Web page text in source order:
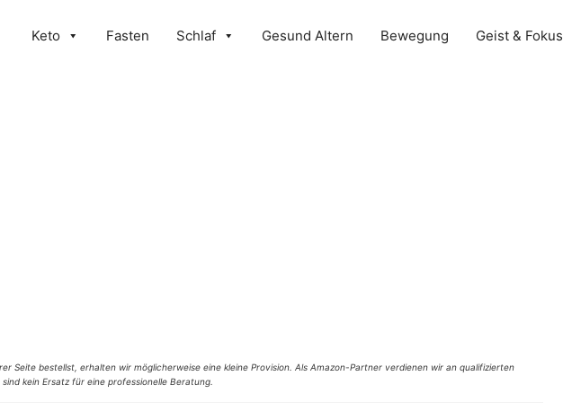
Keto Fasten Schlaf Gesund Altern Bewegung Geist & Fokus
Seite bestellst, erhalten wir möglicherweise eine kleine Provision. Als Amazon-Partner verdienen wir an qualifizierten
kein Ersatz für eine professionelle Beratung.